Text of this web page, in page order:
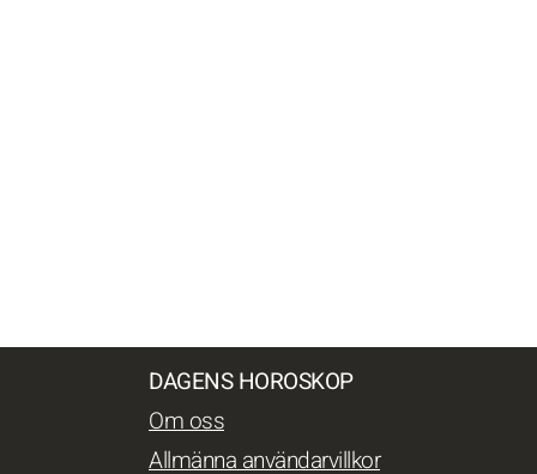
DAGENS HOROSKOP
Om oss
Allmänna användarvillkor